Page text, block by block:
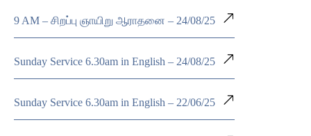
9 AM – சிறப்பு ஞாயிறு ஆராதனை – 24/08/25
Sunday Service 6.30am in English – 24/08/25
Sunday Service 6.30am in English – 22/06/25